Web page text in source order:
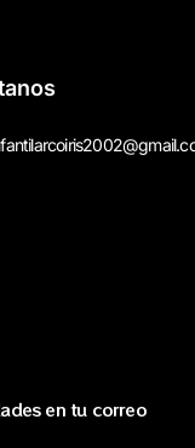
en tu correo